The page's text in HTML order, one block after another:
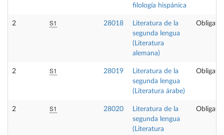
filología hispánica
2 S1 28018
Literatura de la
segunda lengua
(Literatura
alemana)
2 S1 28019
Literatura de la
segunda lengua
(Literatura árabe)
2 S1 28020
Literatura de la
segunda lengua
(Literatura